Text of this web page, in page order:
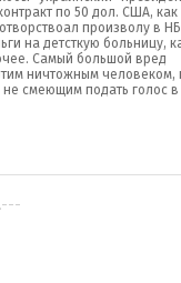
по 50 дол. США, как
произволу в
на детсткую больницу,
Самый большой вред
ничтожным человеком,
смеющим подать голос в